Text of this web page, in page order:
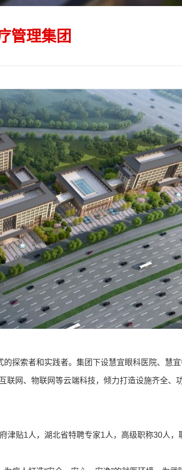
管理集团
探索者和实践者。集团下设慧宜眼科医院、慧
网、物联网等云端科技，倾力打造设施齐全、
贴1人，湖北省特聘专家1人，高级职称30人，